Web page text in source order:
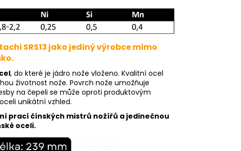
SRS13 jako jediný výrobce mimo
, do které je jádro nože vloženo. Kvalitní ocel
životnost nože. Povrch nože umožňuje
na čepeli se může oproti produktovým
unikátní vzhled.
prací čínských mistrů nožířů a jedinečnou
oceli.